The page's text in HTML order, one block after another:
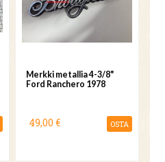
Merkki metallia 4-3/8"
Ford Ranchero 1978
49,00 € OSTA